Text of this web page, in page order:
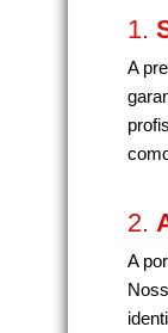
1.
A
2.
A